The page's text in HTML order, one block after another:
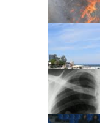
Ситуація з
Пожар на